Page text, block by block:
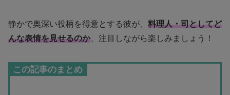
静かで奥深い役柄を得意とする彼が、 料理人・司としてど
んな表情を見せるのか 、注目しながら楽しみましょう！
この記事のまとめ